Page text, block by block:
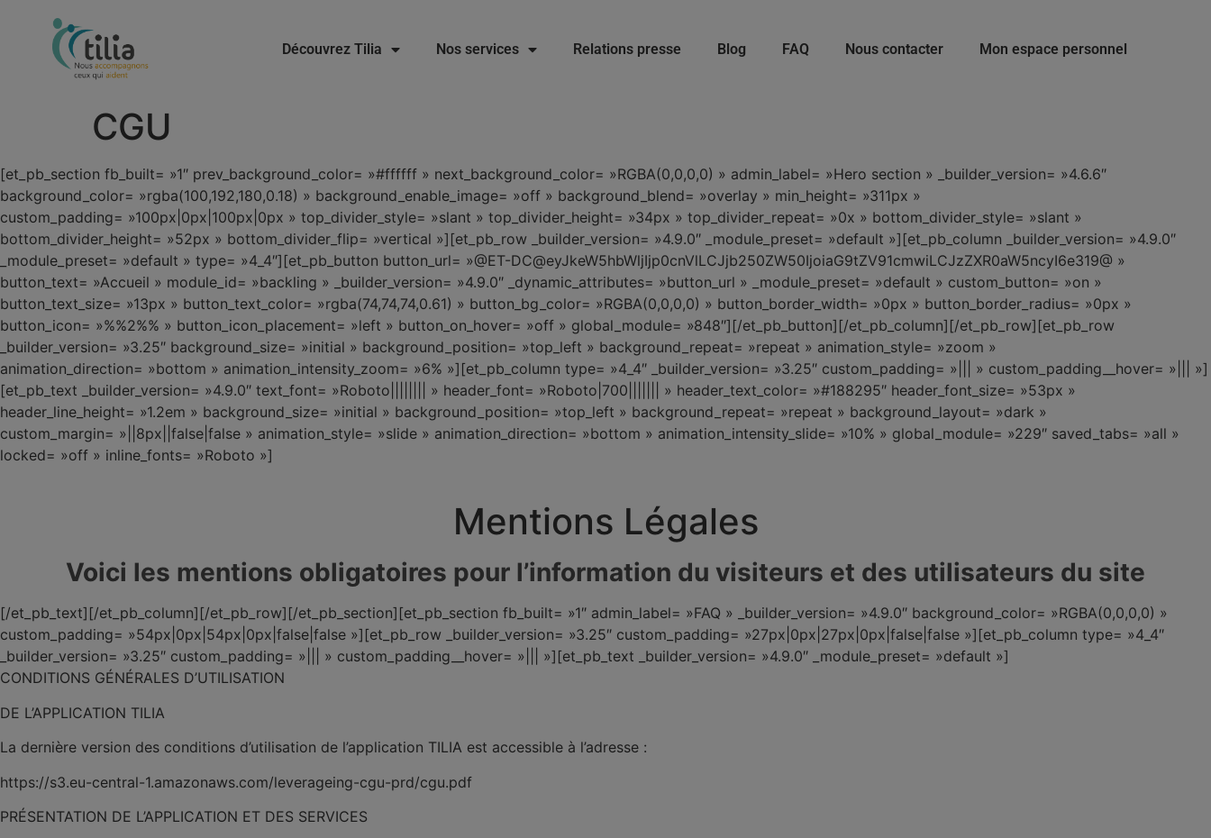
Découvrez Tilia Nos services Relations presse Blog FAQ Nous contacter Mon espace personnel
CGU
[et_pb_section fb_built= »1″ prev_background_color= »#ffffff » next_background_color= »RGBA(0,0,0,0) » admin_label= »Hero section » _builder_version= »4.6.6″
background_color= »rgba(100,192,180,0.18) » background_enable_image= »off » background_blend= »overlay » min_height= »311px »
custom_padding= »100px|0px|100px|0px » top_divider_style= »slant » top_divider_height= »34px » top_divider_repeat= »0x » bottom_divider_style= »slant »
bottom_divider_height= »52px » bottom_divider_flip= »vertical »][et_pb_row _builder_version= »4.9.0″ _module_preset= »default »][et_pb_column _builder_version= »4.9.0″
_module_preset= »default » type= »4_4″][et_pb_button button_url= »@ET-DC@eyJkeW5hbWljIjp0cnVlLCJjb250ZW50IjoiaG9tZV91cmwiLCJzZXR0aW5ncyI6e319@ »
button_text= »Accueil » module_id= »backling » _builder_version= »4.9.0″ _dynamic_attributes= »button_url » _module_preset= »default » custom_button= »on »
button_text_size= »13px » button_text_color= »rgba(74,74,74,0.61) » button_bg_color= »RGBA(0,0,0,0) » button_border_width= »0px » button_border_radius= »0px »
button_icon= »%%2%% » button_icon_placement= »left » button_on_hover= »off » global_module= »848″][/et_pb_button][/et_pb_column][/et_pb_row][et_pb_row
_builder_version= »3.25″ background_size= »initial » background_position= »top_left » background_repeat= »repeat » animation_style= »zoom »
animation_direction= »bottom » animation_intensity_zoom= »6% »][et_pb_column type= »4_4″ _builder_version= »3.25″ custom_padding= »||| » custom_padding__hover= »||| »]
[et_pb_text _builder_version= »4.9.0″ text_font= »Roboto|||||||| » header_font= »Roboto|700||||||| » header_text_color= »#188295″ header_font_size= »53px »
header_line_height= »1.2em » background_size= »initial » background_position= »top_left » background_repeat= »repeat » background_layout= »dark »
custom_margin= »||8px||false|false » animation_style= »slide » animation_direction= »bottom » animation_intensity_slide= »10% » global_module= »229″ saved_tabs= »all »
locked= »off » inline_fonts= »Roboto »]
Mentions Légales
Voici les mentions obligatoires pour l’information du visiteurs et des utilisateurs du site
[/et_pb_text][/et_pb_column][/et_pb_row][/et_pb_section][et_pb_section fb_built= »1″ admin_label= »FAQ » _builder_version= »4.9.0″ background_color= »RGBA(0,0,0,0) »
custom_padding= »54px|0px|54px|0px|false|false »][et_pb_row _builder_version= »3.25″ custom_padding= »27px|0px|27px|0px|false|false »][et_pb_column type= »4_4″
_builder_version= »3.25″ custom_padding= »||| » custom_padding__hover= »||| »][et_pb_text _builder_version= »4.9.0″ _module_preset= »default »]
CONDITIONS GÉNÉRALES D’UTILISATION
DE L’APPLICATION TILIA
La dernière version des conditions d’utilisation de l’application TILIA est accessible à l’adresse :
https://s3.eu-central-1.amazonaws.com/leverageing-cgu-prd/cgu.pdf
PRÉSENTATION DE L’APPLICATION ET DES SERVICES